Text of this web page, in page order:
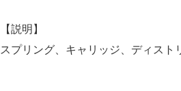
【説明】
スプリング、キャリッジ、ディスト